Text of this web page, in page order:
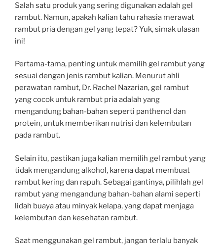
Salah satu produk yang sering digunakan adalah gel
rambut. Namun, apakah kalian tahu rahasia merawat
rambut pria dengan gel yang tepat? Yuk, simak ulasan
ini!
Pertama-tama, penting untuk memilih gel rambut yang
sesuai dengan jenis rambut kalian. Menurut ahli
perawatan rambut, Dr. Rachel Nazarian, gel rambut
yang cocok untuk rambut pria adalah yang
mengandung bahan-bahan seperti panthenol dan
protein, untuk memberikan nutrisi dan kelembutan
pada rambut.
Selain itu, pastikan juga kalian memilih gel rambut yang
tidak mengandung alkohol, karena dapat membuat
rambut kering dan rapuh. Sebagai gantinya, pilihlah gel
rambut yang mengandung bahan-bahan alami seperti
lidah buaya atau minyak kelapa, yang dapat menjaga
kelembutan dan kesehatan rambut.
Saat menggunakan gel rambut, jangan terlalu banyak